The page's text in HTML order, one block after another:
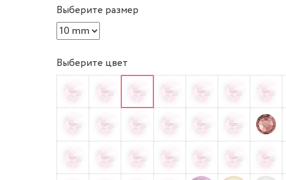
Выберите размер
Выберите цвет